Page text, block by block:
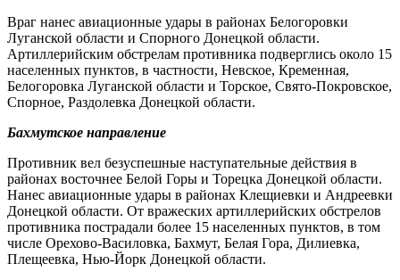
Враг нанес авиационные удары в районах Белогоровки
Луганской области и Спорного Донецкой области.
Артиллерийским обстрелам противника подверглись около 15
населенных пунктов, в частности, Невское, Кременная,
Белогоровка Луганской области и Торское, Свято-Покровское,
Спорное, Раздолевка Донецкой области.
Бахмутское направление
Противник вел безуспешные наступательные действия в
районах восточнее Белой Горы и Торецка Донецкой области.
Нанес авиационные удары в районах Клещиевки и Андреевки
Донецкой области. От вражеских артиллерийских обстрелов
противника пострадали более 15 населенных пунктов, в том
числе Орехово-Василовка, Бахмут, Белая Гора, Дилиевка,
Плещеевка, Нью-Йорк Донецкой области.